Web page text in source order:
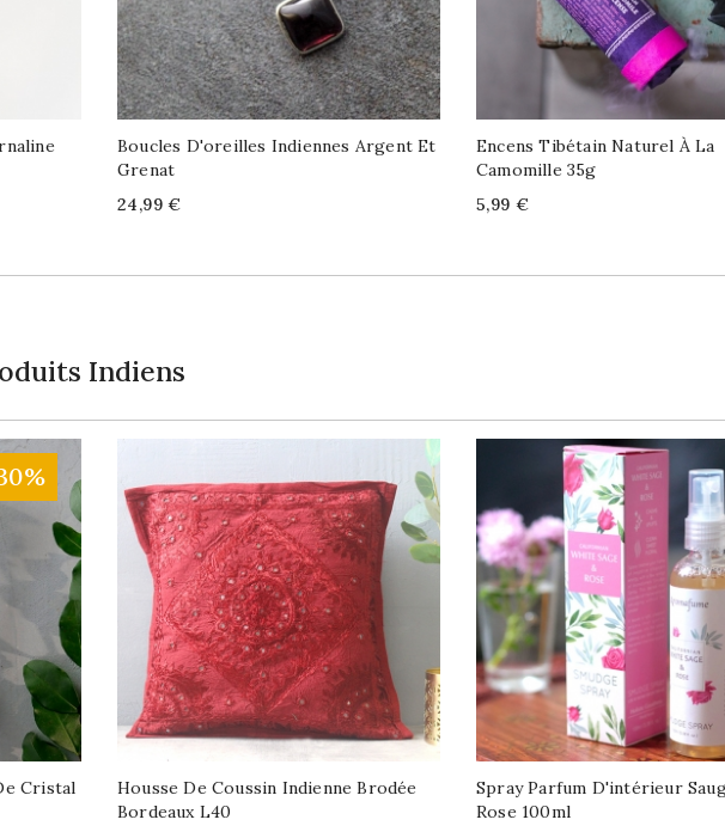
Boucles D'oreilles Indiennes Argent Et
Grenat
Price
24,99 €
Encens Tibétain Naturel À La
Camomille 35g
Price
5,99 €
Indiens
Cristal
Housse De Coussin Indienne Brodée
Bordeaux L40
Spray Parfum D'intérieur
Rose 100ml